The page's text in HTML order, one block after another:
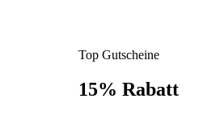
Top Gutscheine
15% Rabatt